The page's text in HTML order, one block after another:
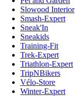
Slowood Interior
Smash-Expert
Sneak'In
Sneakids
Training-Fit
Trek-Expert
Triathlon-Expert
TripNBikers
Vélo-Store
Winter-Expert